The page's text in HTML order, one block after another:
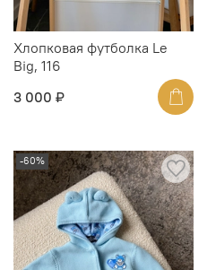
Хлопковая футболка Le
Big, 116
3 000 ₽
-60%